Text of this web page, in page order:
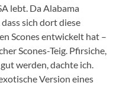
lebt. Da Alabama
dass sich dort diese
Scones entwickelt hat –
Scones-Teig. Pfirsiche,
werden, dachte ich.
Version eines